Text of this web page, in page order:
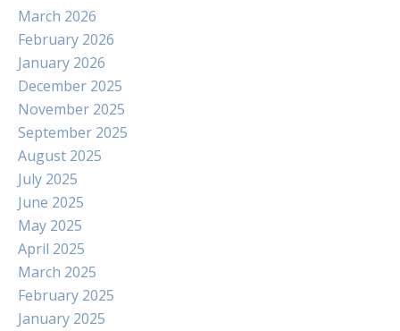
March 2026
February 2026
January 2026
December 2025
November 2025
September 2025
August 2025
July 2025
June 2025
May 2025
April 2025
March 2025
February 2025
January 2025